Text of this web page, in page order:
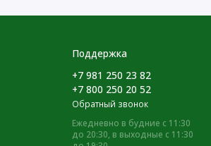
Поддержка
+7 981 250 23 82
+7 800 250 20 52
Обратный звонок
Ежедневно в будние с 11:30
до 20:30, в выходные с 11:30